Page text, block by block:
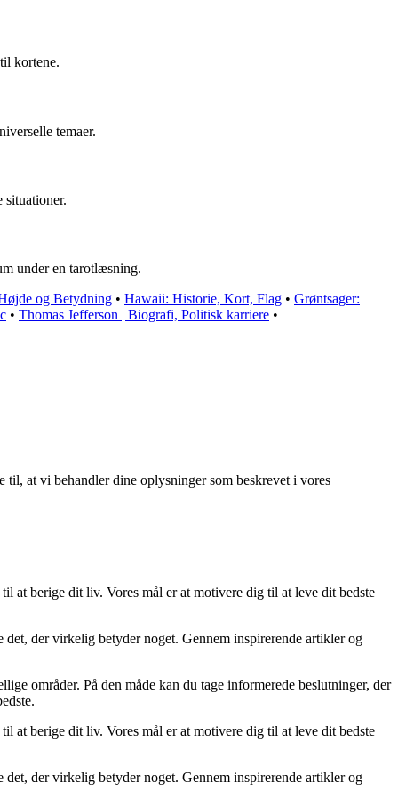
kortene.
temaer.
under en tarotlæsning.
og Betydning • Hawaii: Historie, Kort, Flag • Grøntsager:
• Thomas Jefferson | Biografi, Politisk karriere •
at vi behandler dine oplysninger som beskrevet i vores
at berige dit liv. Vores mål er at motivere dig til at leve dit bedste
der virkelig betyder noget. Gennem inspirerende artikler og
områder. På den måde kan du tage informerede beslutninger, der
at berige dit liv. Vores mål er at motivere dig til at leve dit bedste
der virkelig betyder noget. Gennem inspirerende artikler og